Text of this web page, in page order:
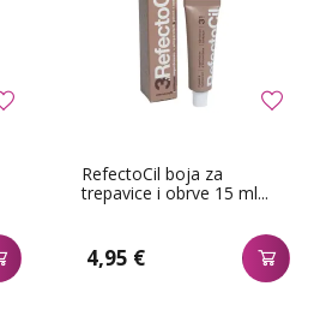
RefectoCil boja za
trepavice i obrve 15 ml...
4,95 €